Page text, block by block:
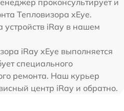
Тепловизора xEye.
iRay в нашем
iRay xEye выполняется
специального
ремонта. Наш курьер
центр iRay и обратно.